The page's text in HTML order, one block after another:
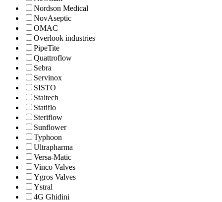
Nordson Medical
NovAseptic
OMAC
Overlook industries
PipeTite
Quattroflow
Sebra
Servinox
SISTO
Staitech
Statiflo
Steriflow
Sunflower
Typhoon
Ultrapharma
Versa-Matic
Vinco Valves
Ygros Valves
Ystral
4G Ghidini